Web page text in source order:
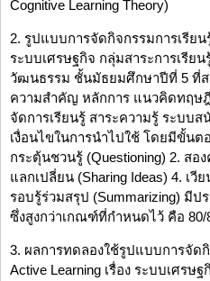
Cognitive Learning Theory)
2. รูปแบบการจัดกิจกรรมการเรียน
ระบบเศรษฐกิจ กลุ่มสาระการเรีย
วัฒนธรรม ชั้นมัธยมศึกษาปีที่ 5 ที่ส
ความสำคัญ หลักการ แนวคิดทฤษ
จัดการเรียนรู้ สาระความรู้ ระบบ
เงื่อนไขในการนำไปใช้ โดยมีขั้น
กระตุ้นชวนรู้ (Questioning) 2. สอ
แลกเปลี่ยน (Sharing Ideas) 4. เวี
รอบรู้ร่วมสรุป (Summarizing) มีป
ซึ่งสูงกว่าเกณฑ์ที่กำหนดไว้ คือ 80/
3. ผลการทดลองใช้รูปแบบการจัด
Active Learning เรื่อง ระบบเศรษ